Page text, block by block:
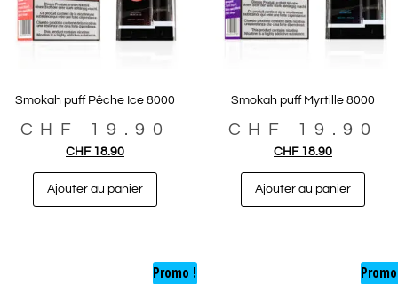
Smokah puff Pêche Ice 8000
CHF 19.90
CHF18.90
Ajouter au panier
Smokah puff Myrtille 8000
CHF 19.90
CHF18.90
Ajouter au panier
Promo !